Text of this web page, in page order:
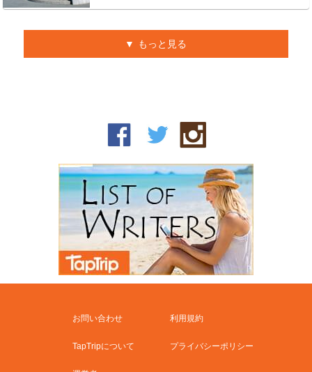
もっと見る
お問い合わせ 利用規約
TapTripについて プライバシーポリシー